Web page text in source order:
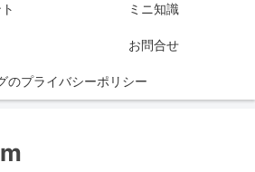
ミニ知識
お問合せ
のプライバシーポリシー